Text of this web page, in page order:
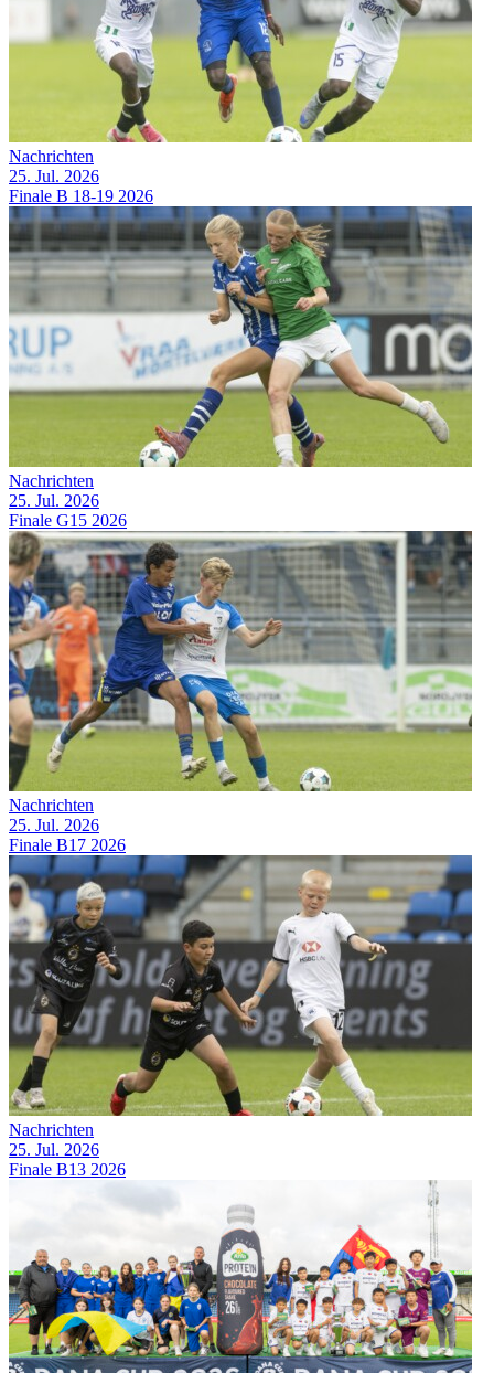
Nachrichten
25. Jul. 2026
Finale B 18-19 2026
Nachrichten
25. Jul. 2026
Finale G15 2026
Nachrichten
25. Jul. 2026
Finale B17 2026
Nachrichten
25. Jul. 2026
Finale B13 2026